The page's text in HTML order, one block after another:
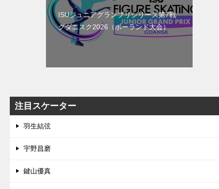
ISUジュニアグランプリシリーズ第7戦
グダニスク2026（ポーランド大会）
注目スケーター
羽生結弦
宇野昌磨
鍵山優真